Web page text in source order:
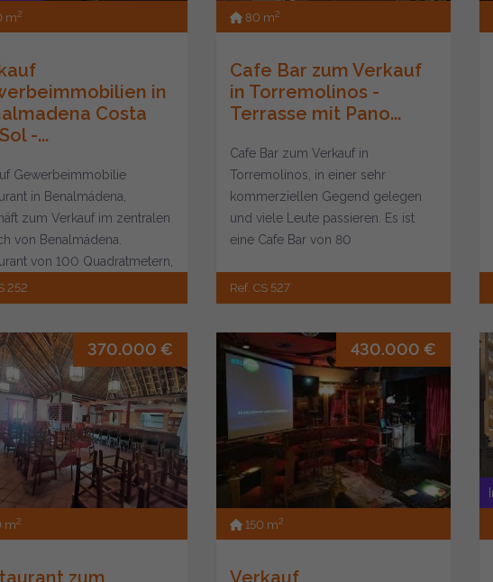
m2
in
Costa
-...
Gewerbeimmobilie
in Benalmádena,
zum Verkauf im zentralen
von Benalmádena.
von 100 Quadratmetern,
für 10 Tische...
252
80 m2
Cafe Bar zum Verkauf
in Torremolinos -
Terrasse mit Pano...
Cafe Bar zum Verkauf in
Torremolinos, in einer sehr
kommerziellen Gegend gelegen
und viele Leute passieren. Es ist
eine Cafe Bar von 80
un...
Ref. CS 527
370.000 €
m2
430.000 €
150 m2